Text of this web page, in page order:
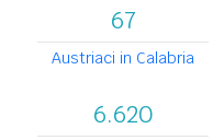
67
Austriaci in Calabria
6.620